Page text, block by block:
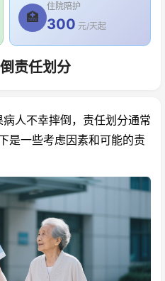
🏥
住院陪护
300 元/天起
责任划分
不幸摔倒，责任划分通常
是一些考虑因素和可能的责